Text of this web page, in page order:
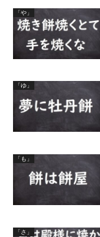
「や」
「ゆ」
「も」
「さ」